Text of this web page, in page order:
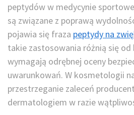
peptydów w medycynie
są związane z poprawą
pojawia się fraza peptydy na
takie zastosowania różnią się od
wymagają odrębnej oceny
uwarunkowań. W kosmetologii
przestrzeganie zaleceń
dermatologiem w razie